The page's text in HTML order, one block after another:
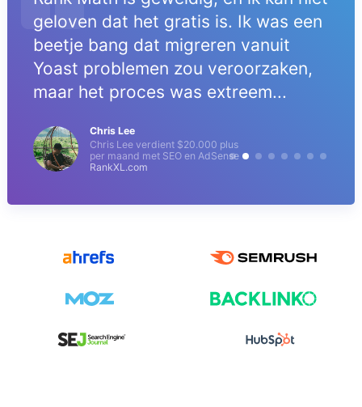
geloven dat het gratis is. Ik was een
beetje bang dat migreren vanuit
Yoast problemen zou veroorzaken,
maar het proces was extreem...
Chris Lee
Chris Lee verdient $20.000 plus
per maand met SEO en AdSense
RankXL.com